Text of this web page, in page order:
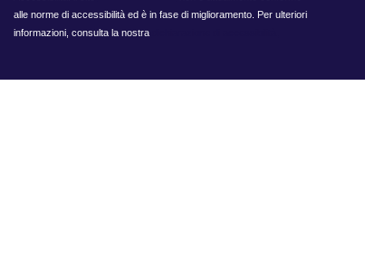
alle norme di accessibilità ed è in fase di miglioramento. Per ulteriori
informazioni, consulta la nostra